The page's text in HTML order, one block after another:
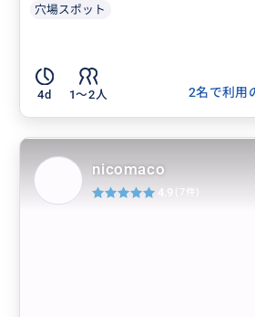
穴場スポット
4d 1〜2人
2名で利用
nicomaco
4.9 (7件)